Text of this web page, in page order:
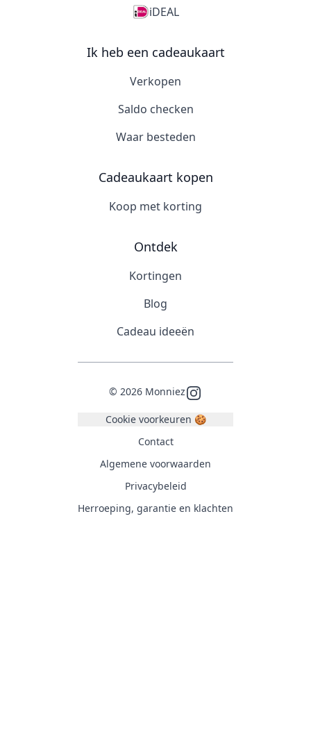
iDEAL
Ik heb een cadeaukaart
Verkopen
Saldo checken
Waar besteden
Cadeaukaart kopen
Koop met korting
Ontdek
Kortingen
Blog
Cadeau ideeën
© 2026 MonniezInstagram
Cookie voorkeuren 🍪
Contact
Algemene voorwaarden
Privacybeleid
Herroeping, garantie en klachten